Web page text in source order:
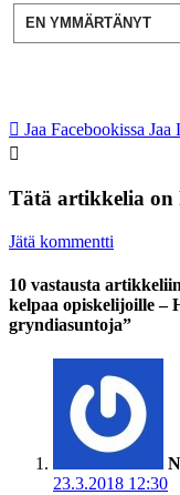
EN YMMÄRTÄNYT
Jaa Facebookissa Jaa
Tätä artikkelia on
Jätä kommentti
10 vastausta
kelpaa opiskelijoille –
gryndiasuntoja”
23.3.2018 12:30